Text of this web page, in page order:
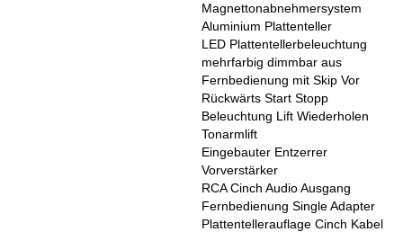
Magnettonabnehmersystem
Aluminium Plattenteller
LED Plattentellerbeleuchtung
mehrfarbig dimmbar aus
Fernbedienung mit Skip Vor
Rückwärts Start Stopp
Beleuchtung Lift Wiederholen
Tonarmlift
Eingebauter Entzerrer
Vorverstärker
RCA Cinch Audio Ausgang
Fernbedienung Single Adapter
Plattentellerauflage Cinch Kabel